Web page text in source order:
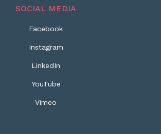
SOCIAL MEDIA
Facebook
Instagram
LinkedIn
YouTube
Vimeo